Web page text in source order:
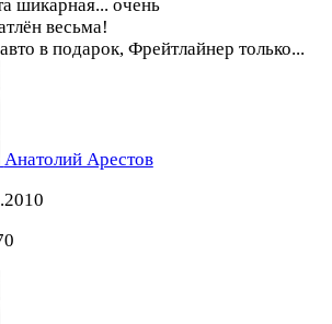
шикарная... очень
весьма!
в подарок, Фрейтлайнер только...
Анатолий Арестов